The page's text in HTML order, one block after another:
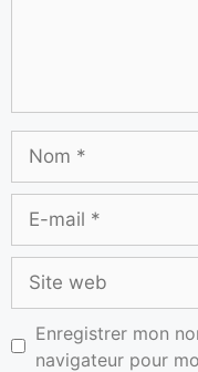
Enregistrer mon
navigateur pour